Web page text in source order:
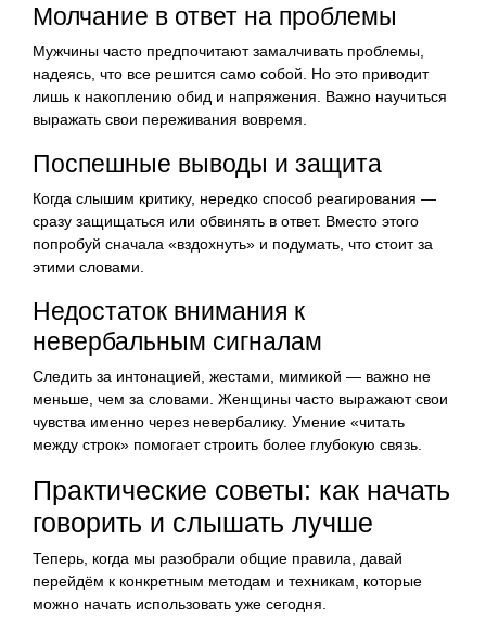
Молчание в ответ на проблемы
Мужчины часто предпочитают замалчивать проблемы,
надеясь, что все решится само собой. Но это приводит
лишь к накоплению обид и напряжения. Важно научиться
выражать свои переживания вовремя.
Поспешные выводы и защита
Когда слышим критику, нередко способ реагирования —
сразу защищаться или обвинять в ответ. Вместо этого
попробуй сначала «вздохнуть» и подумать, что стоит за
этими словами.
Недостаток внимания к
невербальным сигналам
Следить за интонацией, жестами, мимикой — важно не
меньше, чем за словами. Женщины часто выражают свои
чувства именно через невербалику. Умение «читать
между строк» помогает строить более глубокую связь.
Практические советы: как начать
говорить и слышать лучше
Теперь, когда мы разобрали общие правила, давай
перейдём к конкретным методам и техникам, которые
можно начать использовать уже сегодня.